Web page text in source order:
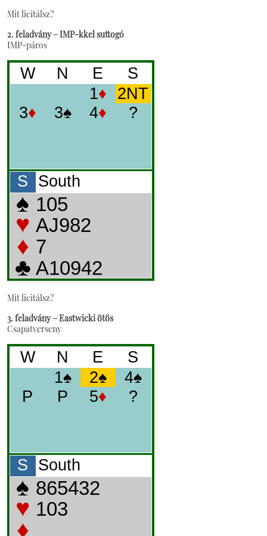
Mit licitálsz?
2. feladvány – IMP-kkel suttogó
IMP-páros
Mit licitálsz?
3. feladvány – Eastwicki ötös
Csapatverseny